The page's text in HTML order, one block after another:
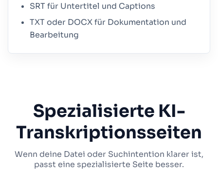
SRT für Untertitel und Captions
TXT oder DOCX für Dokumentation und
Bearbeitung
Spezialisierte KI-
Transkriptionsseiten
Wenn deine Datei oder Suchintention klarer ist,
passt eine spezialisierte Seite besser.